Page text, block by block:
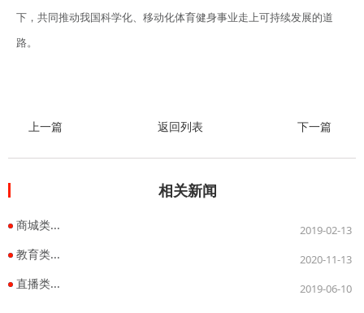
下，共同推动我国科学化、移动化体育健身事业走上可持续发展的道
路。
返回列表 下一篇
上一篇
相关新闻
商城类... 2019-02-13
教育类... 2020-11-13
直播类... 2019-06-10